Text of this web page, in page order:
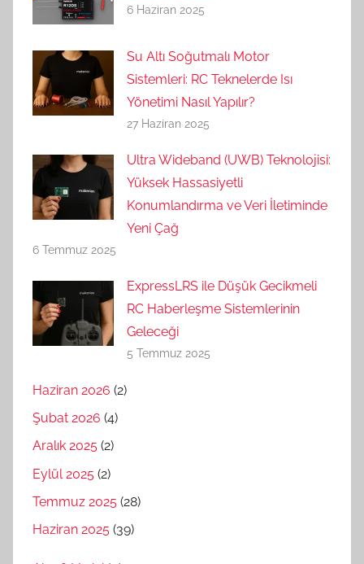
6 Haziran 2025
Su Altı Soğutmalı Motor
Sistemleri: RC Teknelerde Isı
Yönetimi Nasıl Yapılır?
27 Haziran 2025
Ultra Wideband (UWB) Teknolojisi:
Yüksek Hassasiyetli
Konumlandırma ve Veri İletiminde
Yeni Çağ
6 Temmuz 2025
ExpressLRS ile Düşük Gecikmeli
RC Haberleşme Sistemlerinin
Geleceği
5 Temmuz 2025
Haziran 2026 (2)
Şubat 2026 (4)
Aralık 2025 (2)
Eylül 2025 (2)
Temmuz 2025 (28)
Haziran 2025 (39)